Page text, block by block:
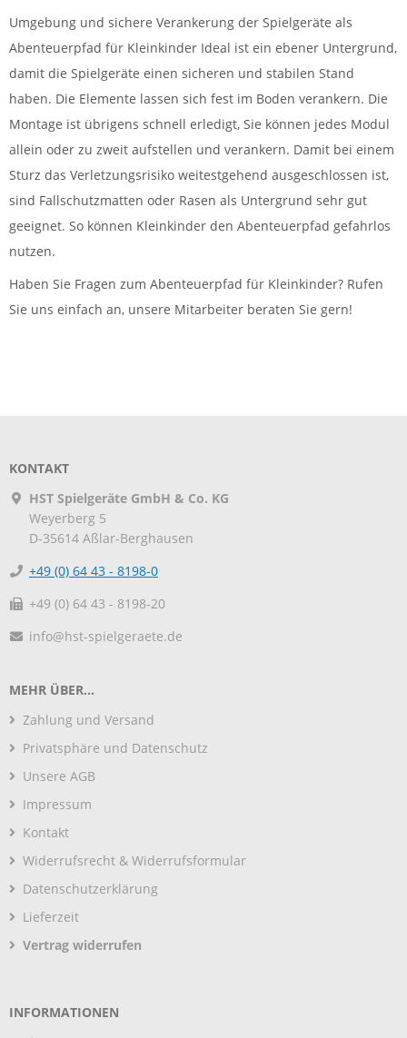
Umgebung und sichere Verankerung der Spielgeräte als
Abenteuerpfad für Kleinkinder Ideal ist ein ebener Untergrund,
damit die Spielgeräte einen sicheren und stabilen Stand
haben. Die Elemente lassen sich fest im Boden verankern. Die
Montage ist übrigens schnell erledigt, Sie können jedes Modul
allein oder zu zweit aufstellen und verankern. Damit bei einem
Sturz das Verletzungsrisiko weitestgehend ausgeschlossen ist,
sind Fallschutzmatten oder Rasen als Untergrund sehr gut
geeignet. So können Kleinkinder den Abenteuerpfad gefahrlos
nutzen.
Haben Sie Fragen zum Abenteuerpfad für Kleinkinder? Rufen
Sie uns einfach an, unsere Mitarbeiter beraten Sie gern!
KONTAKT
HST Spielgeräte GmbH & Co. KG
Weyerberg 5
D-35614 Aßlar-Berghausen
+49 (0) 64 43 - 8198-0
+49 (0) 64 43 - 8198-20
info@hst-spielgeraete.de
MEHR ÜBER...
Zahlung und Versand
Privatsphäre und Datenschutz
Unsere AGB
Impressum
Kontakt
Widerrufsrecht & Widerrufsformular
Datenschutzerklärung
Lieferzeit
Vertrag widerrufen
INFORMATIONEN